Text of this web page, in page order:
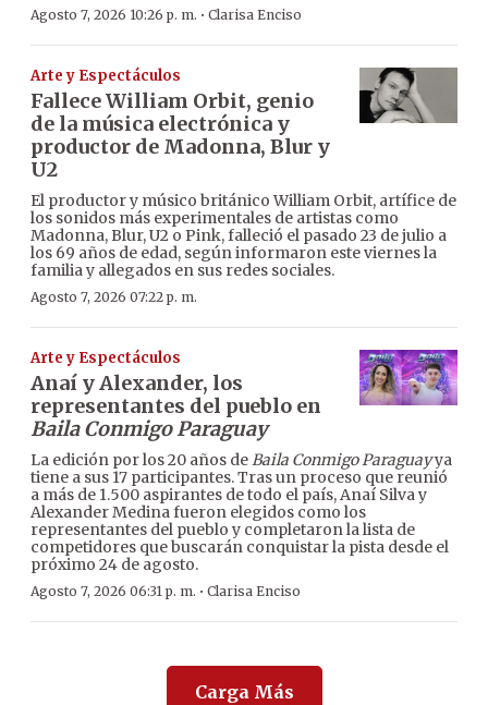
Agosto 7, 2026 10:26 p. m. · Clarisa Enciso
Arte y Espectáculos
Fallece William Orbit, genio
de la música electrónica y
productor de Madonna, Blur y
U2
El productor y músico británico William Orbit, artífice de
los sonidos más experimentales de artistas como
Madonna, Blur, U2 o Pink, falleció el pasado 23 de julio a
los 69 años de edad, según informaron este viernes la
familia y allegados en sus redes sociales.
Agosto 7, 2026 07:22 p. m.
Arte y Espectáculos
Anaí y Alexander, los
representantes del pueblo en
Baila Conmigo Paraguay
La edición por los 20 años deBaila Conmigo Paraguayya
tiene a sus 17 participantes. Tras un proceso que reunió
a más de 1.500 aspirantes de todo el país, Anaí Silva y
Alexander Medina fueron elegidos como los
representantes del pueblo y completaron la lista de
competidores que buscarán conquistar la pista desde el
próximo 24 de agosto.
Agosto 7, 2026 06:31 p. m. · Clarisa Enciso
Carga Más